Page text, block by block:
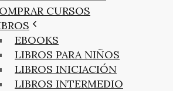
CURSOS
EBOOKS
LIBROS PARA NIÑOS
LIBROS INICIACIÓN
LIBROS INTERMEDIO